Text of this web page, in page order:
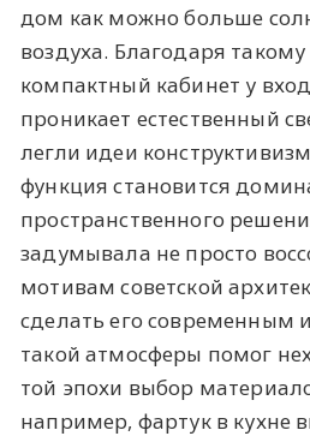
дом как можно больше
воздуха. Благодаря
компактный кабинет у
проникает естественный
легли идеи
функция становится
пространственного
задумывала не просто
мотивам советской
сделать его современным
такой атмосферы помог
той эпохи выбор
например, фартук в кухне